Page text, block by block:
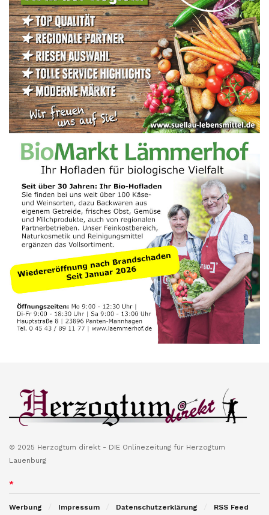
© 2025 Herzogtum direkt - DIE Onlinezeitung für Herzogtum
Lauenburg
*
Werbung Impressum Datenschutzerklärung RSS Feed